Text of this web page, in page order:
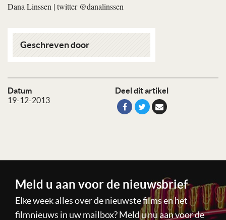
Datum
19-12-2013
Deel dit artikel
Dana Linssen | twitter @danalinssen
Geschreven door
Meld u aan voor de nieuwsbrief
Elke week alles over de nieuwste films en het
filmnieuws in uw mailbox? Meld u nu aan voor de